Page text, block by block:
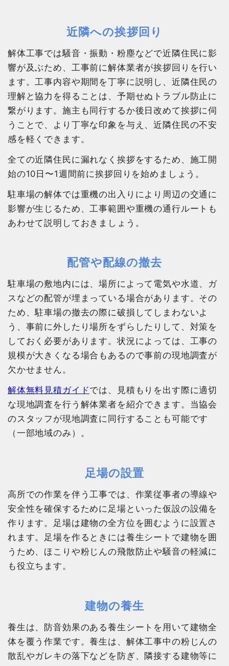
近隣への挨拶回り
解体工事では騒音・振動・粉塵などで近隣住民に影
響が及ぶため、工事前に解体業者が挨拶回りを行い
ます。工事内容や期間を丁寧に説明し、近隣住民の
理解と協力を得ることは、予期せぬトラブル防止に
繋がります。施主も同行するか後日改めて挨拶に伺
うことで、より丁寧な印象を与え、近隣住民の不安
感を軽くできます。
全ての近隣住民に漏れなく挨拶をするため、施工開
始の10日〜1週間前に挨拶回りを始めましょう。
駐車場の解体では重機の出入りにより周辺の交通に
影響が生じるため、工事範囲や重機の通行ルートも
あわせて説明しておきましょう。
配管や配線の撤去
駐車場の敷地内には、場所によって電気や水道、ガ
スなどの配管が埋まっている場合があります。その
ため、駐車場の撤去の際に破損してしまわないよ
う、事前に外したり場所をずらしたりして、対策を
しておく必要があります。状況によっては、工事の
規模が大きくなる場合もあるので事前の現地調査が
欠かせません。
解体無料見積ガイドでは、見積もりを出す際に適切
な現地調査を行う解体業者を紹介できます。当協会
のスタッフが現地調査に同行することも可能です
（一部地域のみ）。
足場の設置
高所での作業を伴う工事では、作業従事者の導線や
安全性を確保するために足場といった仮設の設備を
作ります。足場は建物の全方位を囲むように設置さ
れます。足場を作るときには養生シートで建物を囲
うため、ほこりや粉じんの飛散防止や騒音の軽減に
も役立ちます。
建物の養生
養生は、防音効果のある養生シートを用いて建物全
体を覆う作業です。養生は、解体工事中の粉じんの
散乱やガレキの落下などを防ぎ、隣接する建物等に